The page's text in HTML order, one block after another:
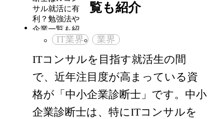
覧も紹介
IT業界 業界
ITコンサルを目指す就活生の間
で、近年注目度が高まっている資
格が「中小企業診断士」です。中小
企業診断士は、特にITコンサルを